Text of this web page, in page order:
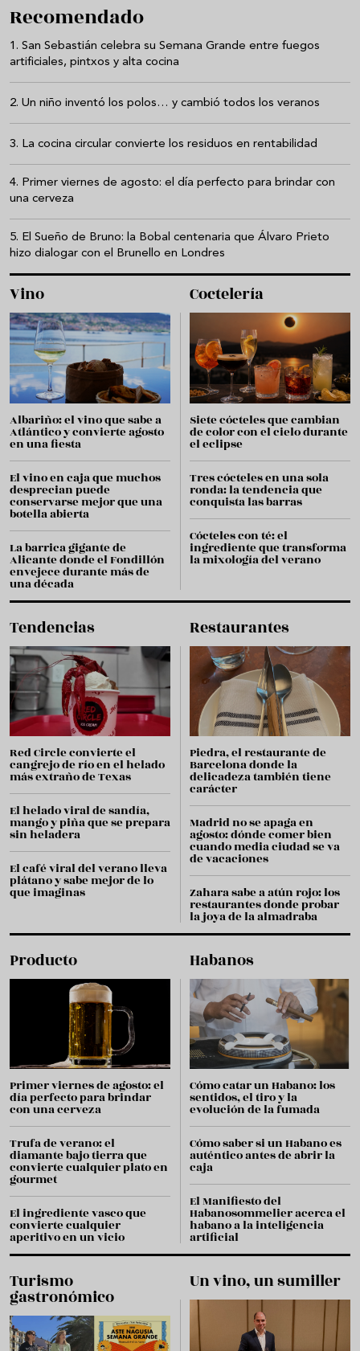
Recomendado
San Sebastián celebra su Semana Grande entre fuegos
artificiales, pintxos y alta cocina
Un niño inventó los polos… y cambió todos los veranos
La cocina circular convierte los residuos en rentabilidad
Primer viernes de agosto: el día perfecto para brindar con
una cerveza
El Sueño de Bruno: la Bobal centenaria que Álvaro Prieto
hizo dialogar con el Brunello en Londres
Vino
Albariño: el vino que sabe a
Atlántico y convierte agosto
en una fiesta
El vino en caja que muchos
desprecian puede
conservarse mejor que una
botella abierta
La barrica gigante de
Alicante donde el Fondillón
envejece durante más de
una década
Coctelería
Siete cócteles que cambian
de color con el cielo durante
el eclipse
Tres cócteles en una sola
ronda: la tendencia que
conquista las barras
Cócteles con té: el
ingrediente que transforma
la mixología del verano
Tendencias
Red Circle convierte el
cangrejo de río en el helado
más extraño de Texas
El helado viral de sandía,
mango y piña que se prepara
sin heladera
El café viral del verano lleva
plátano y sabe mejor de lo
que imaginas
Restaurantes
Piedra, el restaurante de
Barcelona donde la
delicadeza también tiene
carácter
Madrid no se apaga en
agosto: dónde comer bien
cuando media ciudad se va
de vacaciones
Zahara sabe a atún rojo: los
restaurantes donde probar
la joya de la almadraba
Producto
Primer viernes de agosto: el
día perfecto para brindar
con una cerveza
Trufa de verano: el
diamante bajo tierra que
convierte cualquier plato en
gourmet
El ingrediente vasco que
convierte cualquier
aperitivo en un vicio
Habanos
Cómo catar un Habano: los
sentidos, el tiro y la
evolución de la fumada
Cómo saber si un Habano es
auténtico antes de abrir la
caja
El Manifiesto del
Habanosommelier acerca el
habano a la inteligencia
artificial
Turismo
gastronómico
Un vino, un sumiller